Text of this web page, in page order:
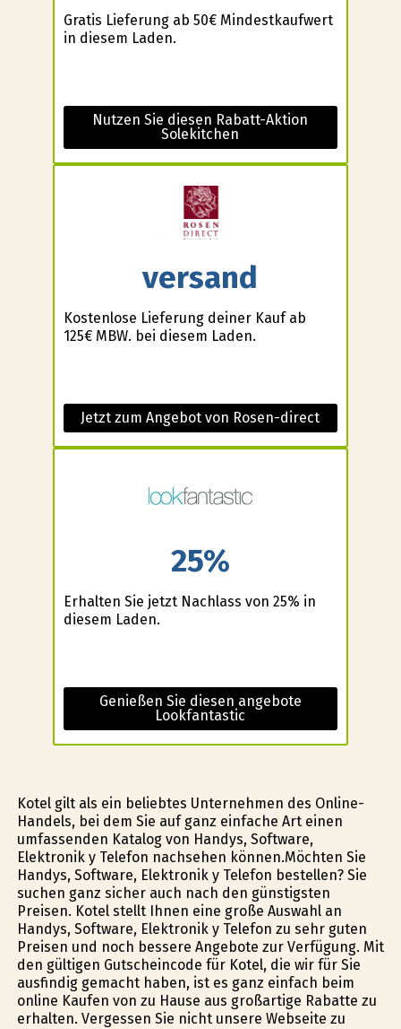
Gratis Lieferung ab 50€ Mindestkaufwert
in diesem Laden.
Nutzen Sie diesen Rabatt-Aktion
Solekitchen
versand
Kostenlose Lieferung deiner Kauf ab
125€ MBW. bei diesem Laden.
Jetzt zum Angebot von Rosen-direct
25%
Erhalten Sie jetzt Nachlass von 25% in
diesem Laden.
Genießen Sie diesen angebote
Lookfantastic
Kotel gilt als ein beliebtes Unternehmen des Online-
Handels, bei dem Sie auf ganz einfache Art einen
umfassenden Katalog von Handys, Software,
Elektronik y Telefon nachsehen können.Möchten Sie
Handys, Software, Elektronik y Telefon bestellen? Sie
suchen ganz sicher auch nach den günstigsten
Preisen. Kotel stellt Ihnen eine große Auswahl an
Handys, Software, Elektronik y Telefon zu sehr guten
Preisen und noch bessere Angebote zur Verfügung. Mit
den gültigen Gutscheincode für Kotel, die wir für Sie
ausfindig gemacht haben, ist es ganz einfach beim
online Kaufen von zu Hause aus großartige Rabatte zu
erhalten. Vergessen Sie nicht unsere Webseite zu